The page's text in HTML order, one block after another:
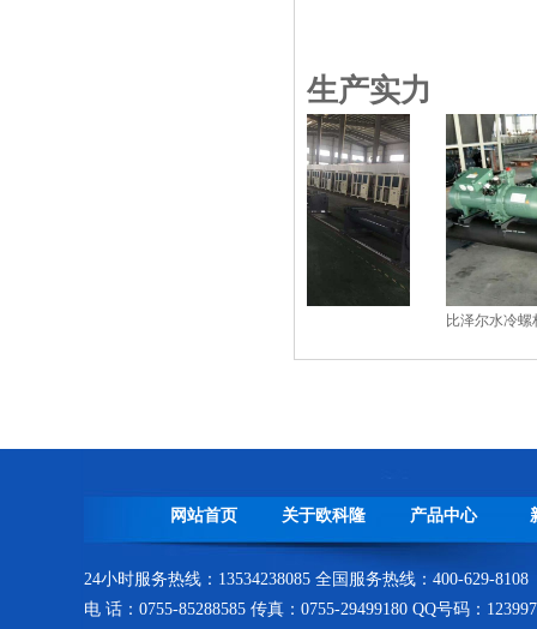
生产实力
比泽尔水冷螺杆
网站首页 关于欧科隆 产品中心
24小时服务热线：13534238085 全国服务热线：400-629-8108
电 话：0755-85288585 传真：0755-29499180 QQ号码：